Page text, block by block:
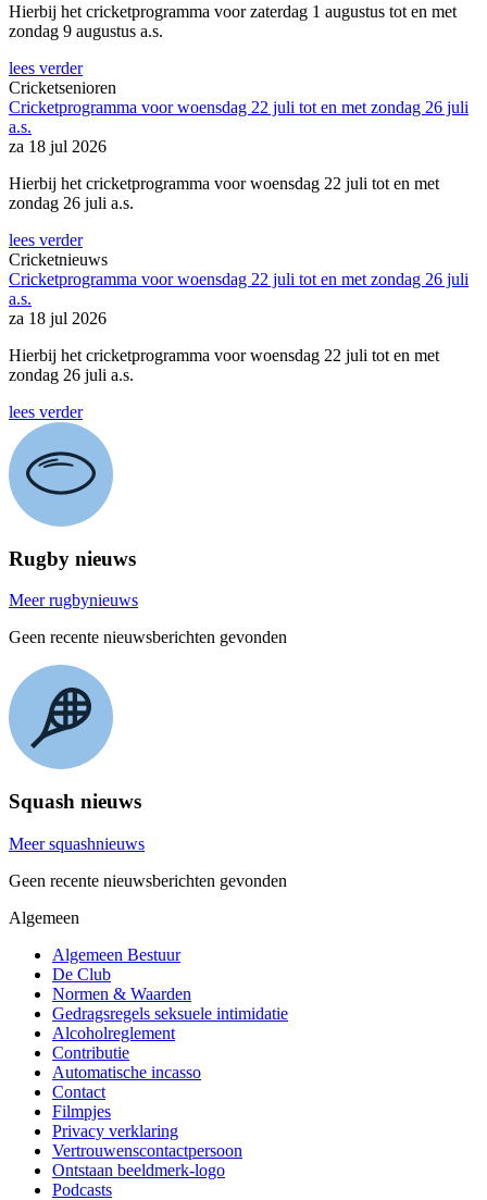
Hierbij het cricketprogramma voor zaterdag 1 augustus tot en met
zondag 9 augustus a.s.
lees verder
Cricketsenioren
Cricketprogramma voor woensdag 22 juli tot en met zondag 26 juli
a.s.
za 18 jul 2026
Hierbij het cricketprogramma voor woensdag 22 juli tot en met
zondag 26 juli a.s.
lees verder
Cricketnieuws
Cricketprogramma voor woensdag 22 juli tot en met zondag 26 juli
a.s.
za 18 jul 2026
Hierbij het cricketprogramma voor woensdag 22 juli tot en met
zondag 26 juli a.s.
lees verder
Rugby nieuws
Meer rugbynieuws
Geen recente nieuwsberichten gevonden
Squash nieuws
Meer squashnieuws
Geen recente nieuwsberichten gevonden
Algemeen
Algemeen Bestuur
De Club
Normen & Waarden
Gedragsregels seksuele intimidatie
Alcoholreglement
Contributie
Automatische incasso
Contact
Filmpjes
Privacy verklaring
Vertrouwenscontactpersoon
Ontstaan beeldmerk-logo
Podcasts